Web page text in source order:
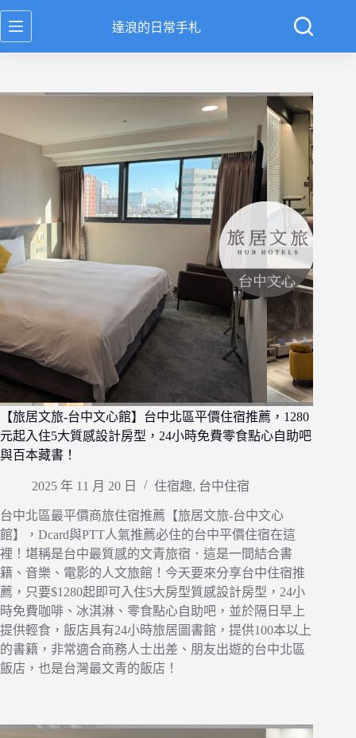
跳
至
達浪的日常手札
【旅居文旅-台中文心館】台中北區平價住宿推薦，1280
元起入住5大質感設計房型，24小時免費零食點心自助吧
與百本藏書！
2025 年 11 月 20 日 住宿趣, 台中住宿
台中北區最平價商旅住宿推薦【旅居文旅-台中文心
館】，Dcard與PTT人氣推薦必住的台中平價住宿在這
裡！堪稱是台中最質感的文青旅宿．這是一間結合書
籍、音樂、電影的人文旅館！今天要來分享台中住宿推
薦，只要$1280起即可入住5大房型質感設計房型，24小
時免費咖啡、冰淇淋、零食點心自助吧，並於隔日早上
提供輕食，飯店具有24小時旅居圖書館，提供100本以上
的書籍，非常適合商務人士出差、朋友出遊的台中北區
飯店，也是台灣最文青的飯店！